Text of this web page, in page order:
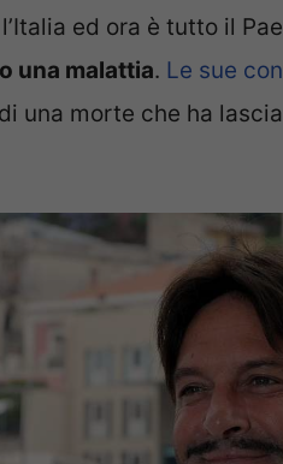
ed ora è tutto il
una malattia. Le sue
una morte che ha